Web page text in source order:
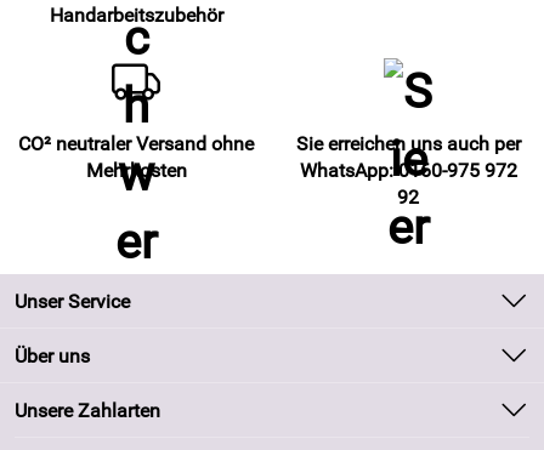
Handarbeitszubehör
CO² neutraler Versand ohne
Mehrkosten
Sie erreichen uns auch per
WhatsApp: 0160-975 972
92
Unser Service
Kontakt
Kundeninformationen
Über uns
Unsere Bestseller
Unsere Zahlarten